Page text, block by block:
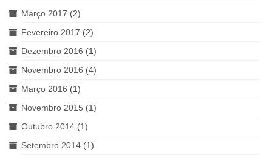
Março 2017 (2)
Fevereiro 2017 (2)
Dezembro 2016 (1)
Novembro 2016 (4)
Março 2016 (1)
Novembro 2015 (1)
Outubro 2014 (1)
Setembro 2014 (1)